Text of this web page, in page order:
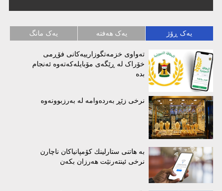
یەک ڕۆژ یەک هەفتە یەک مانگ
تەواوی خزمەتگوزارییەکانی فۆڕمی
خۆراک لە ڕێگەی مۆبایلەکەتەوە ئەنجام
بدە
نرخی زێڕ بەردەوامە لە بەرزبوونەوە
بە هاتنی ستارلینك كۆمپانیاكان ناچارن
نرخی ئینتەرنێت هەرزان بكەن